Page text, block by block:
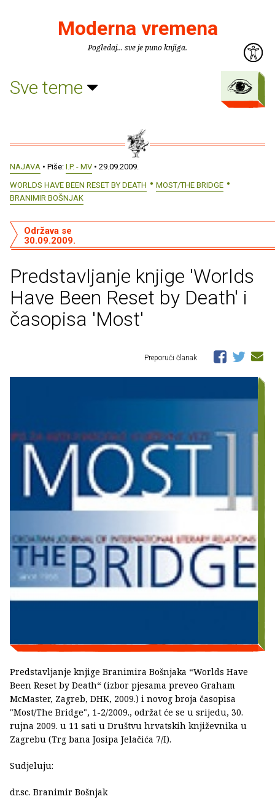
Moderna vremena
Pogledaj... sve je puno knjiga.
Sve teme
NAJAVA • Piše: I.P. - MV • 29.09.2009.
WORLDS HAVE BEEN RESET BY DEATH
MOST/THE BRIDGE
BRANIMIR BOŠNJAK
Predstavljanje knjige 'Worlds
Have Been Reset by Death' i
časopisa 'Most'
Održava se
30.09.2009.
Preporuči članak
Predstavljanje knjige Branimira Bošnjaka “Worlds Have
Been Reset by Death“ (izbor pjesama preveo Graham
McMaster, Zagreb, DHK, 2009.) i novog broja časopisa
"Most/The Bridge", 1-2/2009., održat će se u srijedu, 30.
rujna 2009. u 11 sati u Društvu hrvatskih književnika u
Zagrebu (Trg bana Josipa Jelačića 7/I).
Sudjeluju:
dr.sc. Branimir Bošnjak